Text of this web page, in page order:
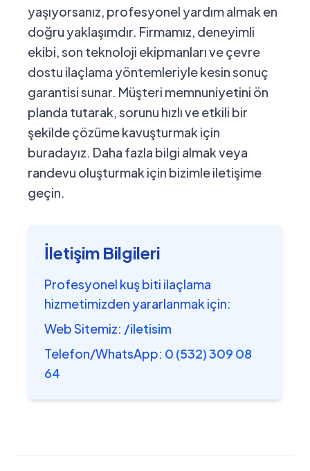
yaşıyorsanız, profesyonel yardım almak en
doğru yaklaşımdır. Firmamız, deneyimli
ekibi, son teknoloji ekipmanları ve çevre
dostu ilaçlama yöntemleriyle kesin sonuç
garantisi sunar. Müşteri memnuniyetini ön
planda tutarak, sorunu hızlı ve etkili bir
şekilde çözüme kavuşturmak için
buradayız. Daha fazla bilgi almak veya
randevu oluşturmak için bizimle iletişime
geçin.
İletişim Bilgileri
Profesyonel kuş biti ilaçlama
hizmetimizden yararlanmak için:
Web Sitemiz: /iletisim
Telefon/WhatsApp: 0 (532) 309 08
64